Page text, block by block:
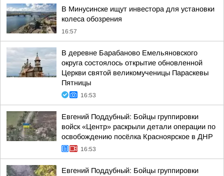
В Минусинске ищут инвестора для установки
колеса обозрения
16:57
В деревне Барабаново Емельяновского
округа состоялось открытие обновленной
Церкви святой великомученицы Параскевы
Пятницы
16:53
Евгений Поддубный: Бойцы группировки
войск «Центр» раскрыли детали операции по
освобождению посёлка Красноярское в ДНР
16:53
Евгений Поддубный: Бойцы группировки